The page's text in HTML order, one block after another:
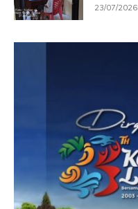
23/07/2026